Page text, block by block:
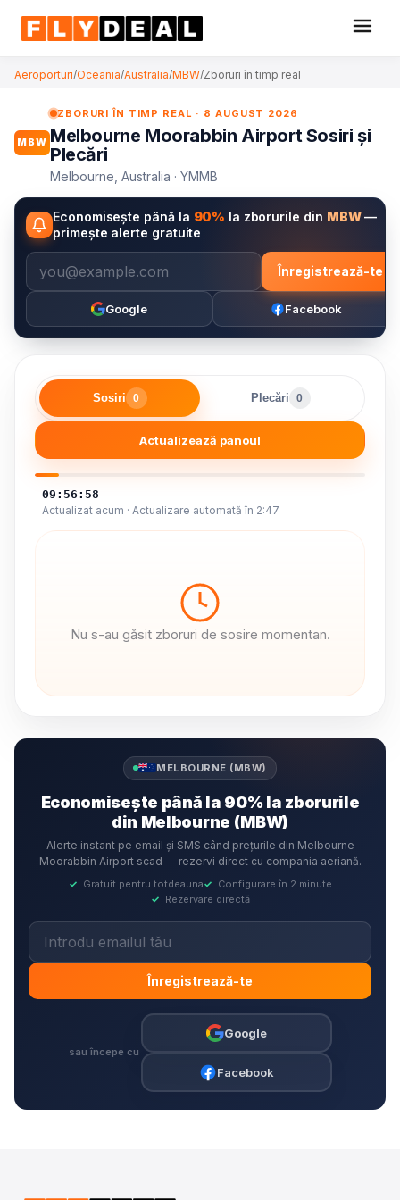
Aeroporturi/Oceania/Australia/MBW/Zboruri în timp real
MBW
ZBORURI ÎN TIMP REAL · 8 AUGUST 2026
Melbourne Moorabbin Airport Sosiri și
Plecări
Melbourne, Australia · YMMB
Economisește până la 90% la zborurile din MBW—
primește alerte gratuite
Înregistrează-te
Google Facebook
Sosiri 0 Plecări 0
Actualizează panoul
09:56:59
Actualizat acum · Actualizare automată în 2:46
Nu s-au găsit zboruri de sosire momentan.
MELBOURNE (MBW)
Economisește până la 90% la zborurile
din Melbourne (MBW)
Alerte instant pe email și SMS când prețurile din Melbourne
Moorabbin Airport scad — rezervi direct cu compania aeriană.
✓ Gratuit pentru totdeauna✓ Configurare în 2 minute
✓ Rezervare directă
Înregistrează-te
sau începe cu
Google
Facebook